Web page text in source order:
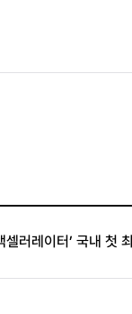
러레이터’ 국내 첫